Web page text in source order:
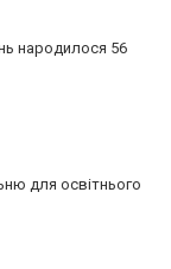
народилося 56
для освітнього